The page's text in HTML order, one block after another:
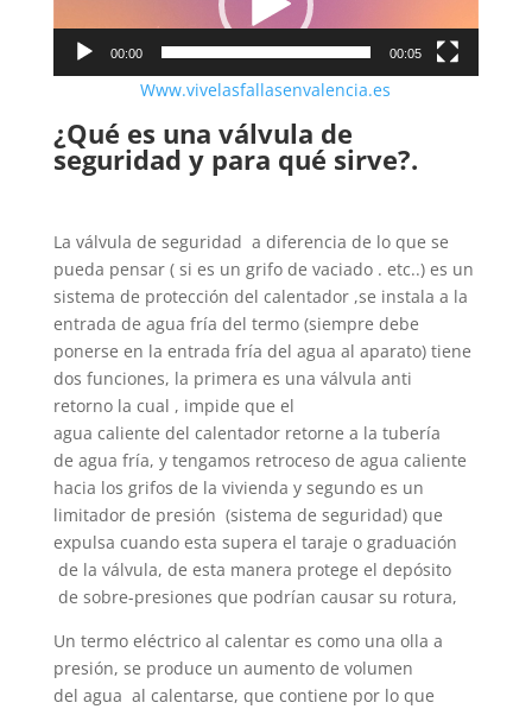
00:00 00:05
Www.vivelasfallasenvalencia.es
¿Qué es una válvula de
seguridad y para qué sirve?.
La válvula de seguridad a diferencia de lo que se
pueda pensar ( si es un grifo de vaciado . etc..) es un
sistema de protección del calentador ,se instala a la
entrada de agua fría del termo (siempre debe
ponerse en la entrada fría del agua al aparato) tiene
dos funciones, la primera es una válvula anti
retorno la cual , impide que el
agua caliente del calentador retorne a la tubería
de agua fría, y tengamos retroceso de agua caliente
hacia los grifos de la vivienda y segundo es un
limitador de presión (sistema de seguridad) que
expulsa cuando esta supera el taraje o graduación
de la válvula, de esta manera protege el depósito
de sobre-presiones que podrían causar su rotura,
Un termo eléctrico al calentar es como una olla a
presión, se produce un aumento de volumen
del agua al calentarse, que contiene por lo que